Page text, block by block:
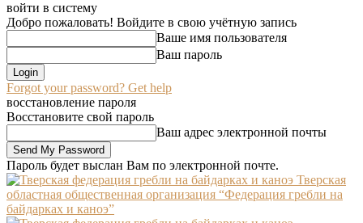
войти в систему
Добро пожаловать! Войдите в свою учётную запись
Ваше имя пользователя
Ваш пароль
Forgot your password? Get help
восстановление пароля
Восстановите свой пароль
Ваш адрес электронной почты
Пароль будет выслан Вам по электронной почте.
Тверская
областная общественная организация “Федерация гребли на
байдарках и каноэ”